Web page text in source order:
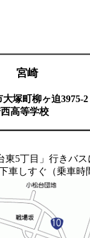
宮崎
塚町柳ヶ迫3975-2
高等学校
東5丁目」行きバ
しすぐ（乗車時